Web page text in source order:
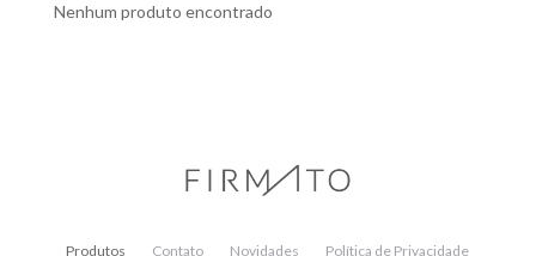
Nenhum produto encontrado
Produtos Contato Novidades
Política de Privacidade